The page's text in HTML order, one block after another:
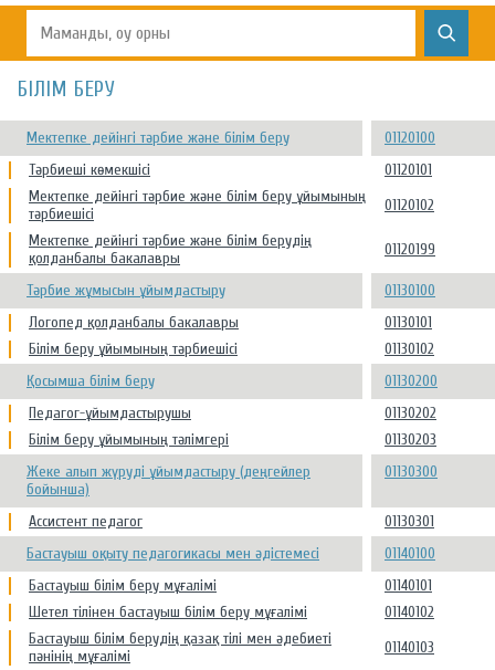
БІЛІМ БЕРУ
Мектепке дейінгі тәрбие және білім беру
01120100
Тәрбиеші көмекшісі
01120101
Мектепке дейінгі тәрбие және білім беру ұйымының
тәрбиешісі
01120102
Мектепке дейінгі тәрбие және білім берудің
қолданбалы бакалавры
01120199
Тәрбие жұмысын ұйымдастыру
01130100
Логопед қолданбалы бакалавры
01130101
Білім беру ұйымының тәрбиешісі
01130102
Қосымша білім беру
01130200
Педагог-ұйымдастырушы
01130202
Білім беру ұйымының тәлімгері
01130203
Жеке алып жүруді ұйымдастыру (деңгейлер
бойынша)
01130300
Ассистент педагог
01130301
Бастауыш оқыту педагогикасы мен әдістемесі
01140100
Бастауыш білім беру мұғалімі
01140101
Шетел тілінен бастауыш білім беру мұғалімі
01140102
Бастауыш білім берудің қазақ тілі мен әдебиеті
пәнінің мұғалімі
01140103